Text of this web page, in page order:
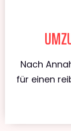
Nach
für einen